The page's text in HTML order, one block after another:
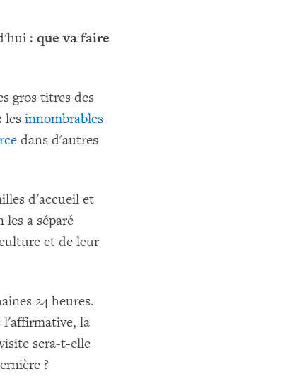
: que va faire
gros titres des
les innombrables
dans d'autres
d'accueil et
a séparé
et de leur
24 heures.
l'affirmative, la
sera-t-elle
?